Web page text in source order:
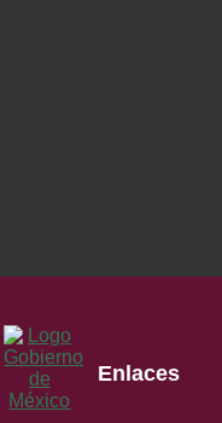
Enlaces